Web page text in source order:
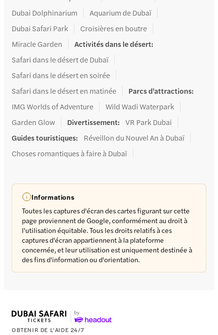
Dubai Dolphinarium
Aquarium de Dubaï
Dubai Safari Park
Croisières en boutre
Miracle Garden
Activités dans le désert:
Safari dans le désert de Dubaï
Safari dans le désert en soirée
Safari dans le désert en matinée
Parcs d'attractions:
IMG Worlds of Adventure
Wild Wadi Waterpark
Garden Glow
Divertissement:
VR Park Dubai
Guides touristiques:
Réveillon du Nouvel An à Dubaï
Choses romantiques à faire à Dubaï
Informations
Toutes les captures d'écran des cartes figurant sur cette
page proviennent de Google, conformément au droit à
l'utilisation équitable. Tous les droits relatifs à ces
captures d'écran appartiennent à la plateforme
concernée, et leur utilisation est uniquement destinée à
des fins d'information ou d'orientation.
OBTENIR DE L'AIDE 24/7